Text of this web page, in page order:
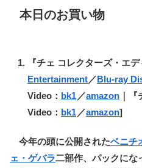
本日のお買い物
『チェ コレクターズ・エ
Entertainment／Blu-ray
Video： bk1 ／amazon ｜
Video： bk1 ／amazon]
今年の頭に公開されたベニチ
ェ・ゲバラ二部作、パックにな